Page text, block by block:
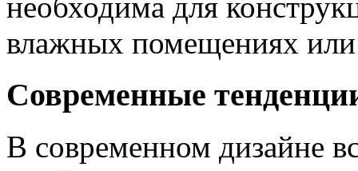
необходима для
влажных помещениях или
Современные
В современном дизайне